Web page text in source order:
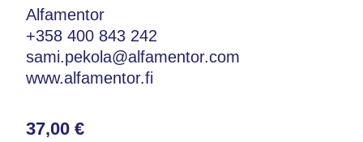
Alfamentor
+358 400 843 242
sami.pekola@alfamentor.com
www.alfamentor.fi
37,00 €